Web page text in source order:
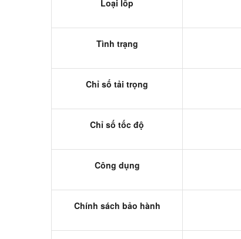
Loại lốp
Tình trạng
Chỉ số tải trọng
Chỉ số tốc độ
Công dụng
Chính sách bảo hành